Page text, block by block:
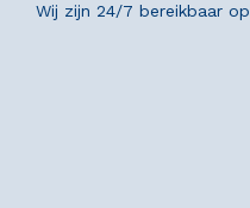
Wij zijn 24/7 bereikbaar op